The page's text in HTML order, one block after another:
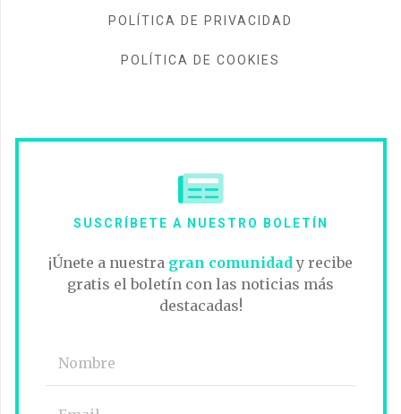
POLÍTICA DE PRIVACIDAD
POLÍTICA DE COOKIES
SUSCRÍBETE A NUESTRO BOLETÍN
¡Únete a nuestra gran comunidady recibe
gratis el boletín con las noticias más
destacadas!